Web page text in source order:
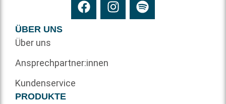
ÜBER UNS
Über uns
Ansprechpartner:innen
Kundenservice
PRODUKTE